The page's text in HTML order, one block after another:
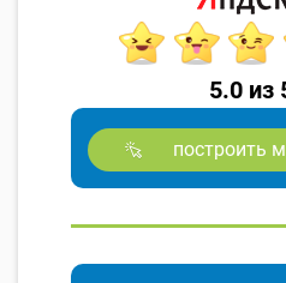
5.0 из
построить